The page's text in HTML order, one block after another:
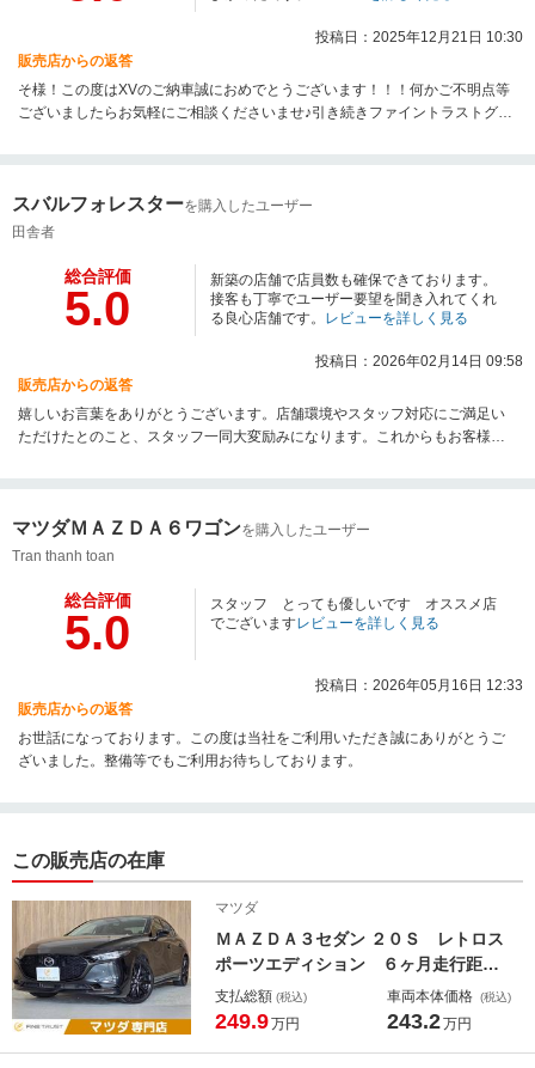
投稿日：2025年12月21日 10:30
販売店からの返答
そ様！この度はXVのご納車誠におめでとうございます！！！何かご不明点等
ございましたらお気軽にご相談くださいませ♪引き続きファイントラストグル
スバルフォレスターを購入したユーザー
田舎者
総合評価
5.0
新築の店舗で店員数も確保できております。
接客も丁寧でユーザー要望を聞き入れてくれ
る良心店舗です。 レビューを詳しく見る
投稿日：2026年02月14日 09:58
販売店からの返答
嬉しいお言葉をありがとうございます。店舗環境やスタッフ対応にご満足い
ただけたとのこと、スタッフ一同大変励みになります。これからもお客様の
ります。お車のことはいつでもお気軽にご相談ください。
マツダＭＡＺＤＡ６ワゴンを購入したユーザー
Tran thanh toan
総合評価
5.0
スタッフ とっても優しいです オススメ店
でございますレビューを詳しく見る
投稿日：2026年05月16日 12:33
販売店からの返答
お世話になっております。この度は当社をご利用いただき誠にありがとうご
ざいました。整備等でもご利用お待ちしております。
この販売店の在庫
マツダ
ＭＡＺＤＡ３セダン ２０Ｓ レトロス
ポーツエディション ６ヶ月走行距離
無制限保証付 禁煙車 ハーフレザ
ー レーダークルーズコントロール
支払総額 (税込)
249.9万円
車両本体価格 (税込)
243.2万円